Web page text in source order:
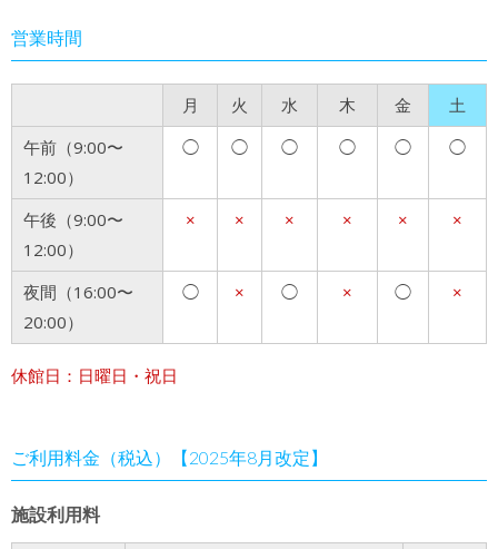
営業時間
月 火 水 木 金
土
午前（9:00〜
12:00）
◯ ◯ ◯ ◯ ◯ ◯
午後（9:00〜
12:00）
× × × × × ×
夜間（16:00〜
20:00）
◯ × ◯ × ◯ ×
休館日：日曜日・祝日
ご利用料金（税込）【2025年8月改定】
施設利用料